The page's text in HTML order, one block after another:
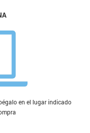
en el lugar indicado